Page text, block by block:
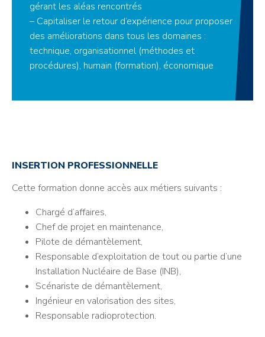
gérant les aléas rencontrés
– Capitaliser le retour d’expérience pour proposer
des améliorations dans tous les domaines :
technique, organisationnel (méthodes et
procédures), humain (formation), économique
INSERTION PROFESSIONNELLE
Cette formation donne accès aux métiers suivants :
Chargé d’affaires,
Chef de projet en maintenance,
Pilote de démantèlement,
Responsable d’exploitation de tout ou partie d’une
Installation Nucléaire de Base (INB),
Scénariste de démantèlement,
Ingénieur en valorisation des sites,
Responsable radioprotection.